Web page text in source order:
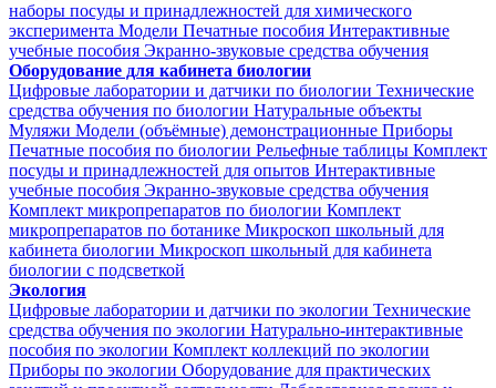
наборы посуды и принадлежностей для химического
эксперимента Модели Печатные пособия Интерактивные
учебные пособия Экранно-звуковые средства обучения
Оборудование для кабинета биологии
Цифровые лаборатории и датчики по биологии Технические
средства обучения по биологии Натуральные объекты
Муляжи Модели (объёмные) демонстрационные Приборы
Печатные пособия по биологии Рельефные таблицы Комплект
посуды и принадлежностей для опытов Интерактивные
учебные пособия Экранно-звуковые средства обучения
Комплект микропрепаратов по биологии Комплект
микропрепаратов по ботанике Микроскоп школьный для
кабинета биологии Микроскоп школьный для кабинета
биологии с подсветкой
Экология
Цифровые лаборатории и датчики по экологии Технические
средства обучения по экологии Натурально-интерактивные
пособия по экологии Комплект коллекций по экологии
Приборы по экологии Оборудование для практических